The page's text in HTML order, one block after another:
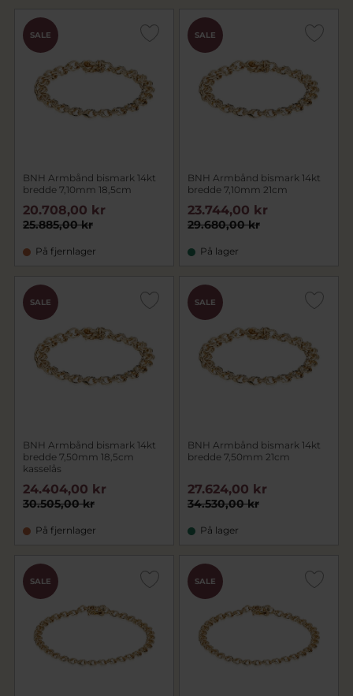
SALE
BNH Armbånd bismark 14kt
bredde 7,10mm 18,5cm
25.885,00 kr
20.708,00 kr
På fjernlager
SALE
BNH Armbånd bismark 14kt
bredde 7,10mm 21cm
29.680,00 kr
23.744,00 kr
På lager
SALE
BNH Armbånd bismark 14kt
bredde 7,50mm 18,5cm
kasselås
30.505,00 kr
24.404,00 kr
På fjernlager
SALE
BNH Armbånd bismark 14kt
bredde 7,50mm 21cm
34.530,00 kr
27.624,00 kr
På lager
SALE SALE